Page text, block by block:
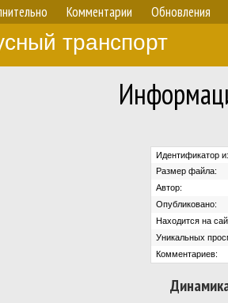
Комментарии Обновления
транспорт
Идентификатор
Размер файла:
Автор:
Опубликовано:
Находится на
Уникальных
Комментариев: